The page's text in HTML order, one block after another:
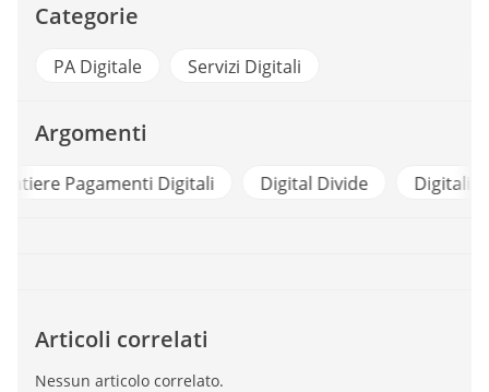
Categorie
PA Digitale Servizi Digitali
Argomenti
Digital Divide Digitalizzazione Formazione
Articoli correlati
Nessun articolo correlato.